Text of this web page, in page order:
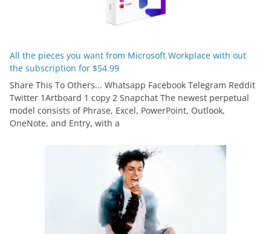
All the pieces you want from Microsoft Workplace with out
the subscription for $54.99
Share This To Others... Whatsapp Facebook Telegram Reddit
Twitter 1Artboard 1 copy 2 Snapchat The newest perpetual
model consists of Phrase, Excel, PowerPoint, Outlook,
OneNote, and Entry, with a